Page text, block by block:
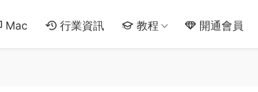
Mac 行業資訊 教程 開通會員